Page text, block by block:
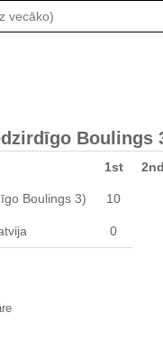
Boulings
1st 2nd
Boulings 3) 10
0